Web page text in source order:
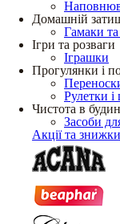
Домашній
Гамаки та
Ігри та розваги
Іграшки
Прогулянки і
Рулетки і
Чистота в
Засоби
Акції та знижки